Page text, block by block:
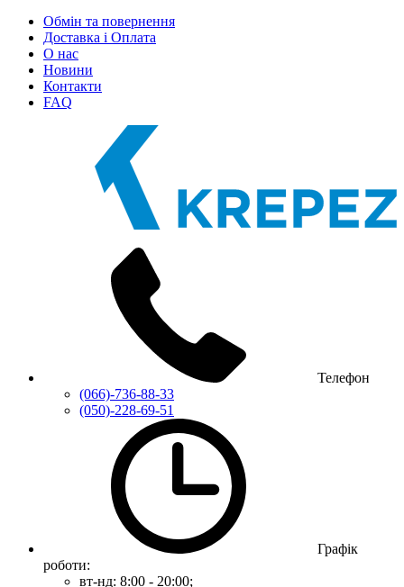
Обмін та повернення
Доставка і Оплата
О нас
Новини
Контакти
FAQ
Телефон
(066)-736-88-33
(050)-228-69-51
Графік
роботи:
вт-нд: 8:00 - 20:00;